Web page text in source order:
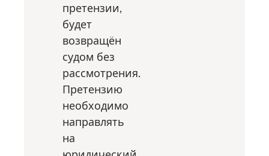
претензии,
будет
возвращён
судом без
рассмотрения.
Претензию
необходимо
направлять
на